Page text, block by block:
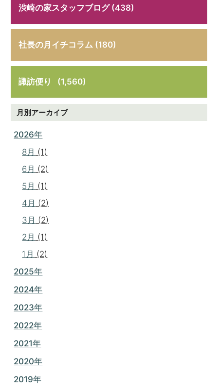
渋崎の家スタッフブログ (438)
社長の月イチコラム (180)
諏訪便り (1,560)
月別アーカイブ
2026年
8月 (1)
6月 (2)
5月 (1)
4月 (2)
3月 (2)
2月 (1)
1月 (2)
2025年
2024年
2023年
2022年
2021年
2020年
2019年